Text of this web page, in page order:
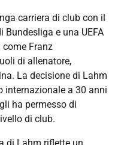
carriera di club con il
e una UEFA
Franz
di allenatore,
La decisione di Lahm
internazionale a 30 anni
ha permesso di
di club.